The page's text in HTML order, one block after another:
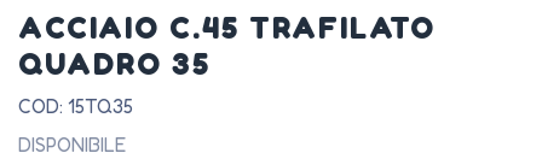
ACCIAIO C.45 TRAFILATO
QUADRO 35
COD: 15TQ35
DISPONIBILE